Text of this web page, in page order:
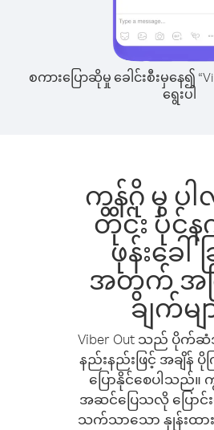
စကားပြောဆိုမှု ခေါင်းစီးမှနေ၍
ရွေးပါ
ကွန်ဂို မှ ပ
တိုင်း ပိုင်
ဖုန်းခေါ်ခ
အတွက် အက
ချက်မျ
Viber Out သည် ပိုက်
နည်းနည်းဖြင့် အချိန် ပို
ပြောနိုင်စေပါသည်
အဆင်ပြေသလို ပြောင်
သက်သာသော နှုန်းထားဖ